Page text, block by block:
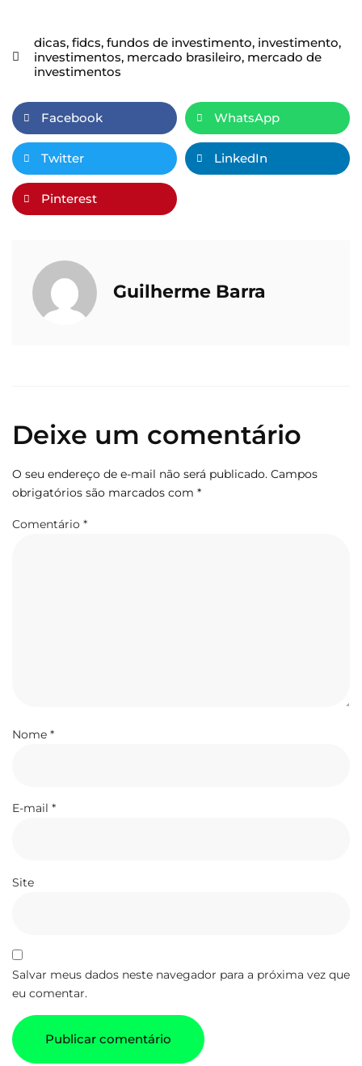
dicas, fidcs, fundos de investimento, investimento,
investimentos, mercado brasileiro, mercado de
investimentos
Facebook WhatsApp
Twitter LinkedIn
Pinterest
Guilherme Barra
Deixe um comentário
O seu endereço de e-mail não será publicado. Campos
obrigatórios são marcados com *
Comentário *
Nome *
E-mail *
Site
Salvar meus dados neste navegador para a próxima vez que
eu comentar.